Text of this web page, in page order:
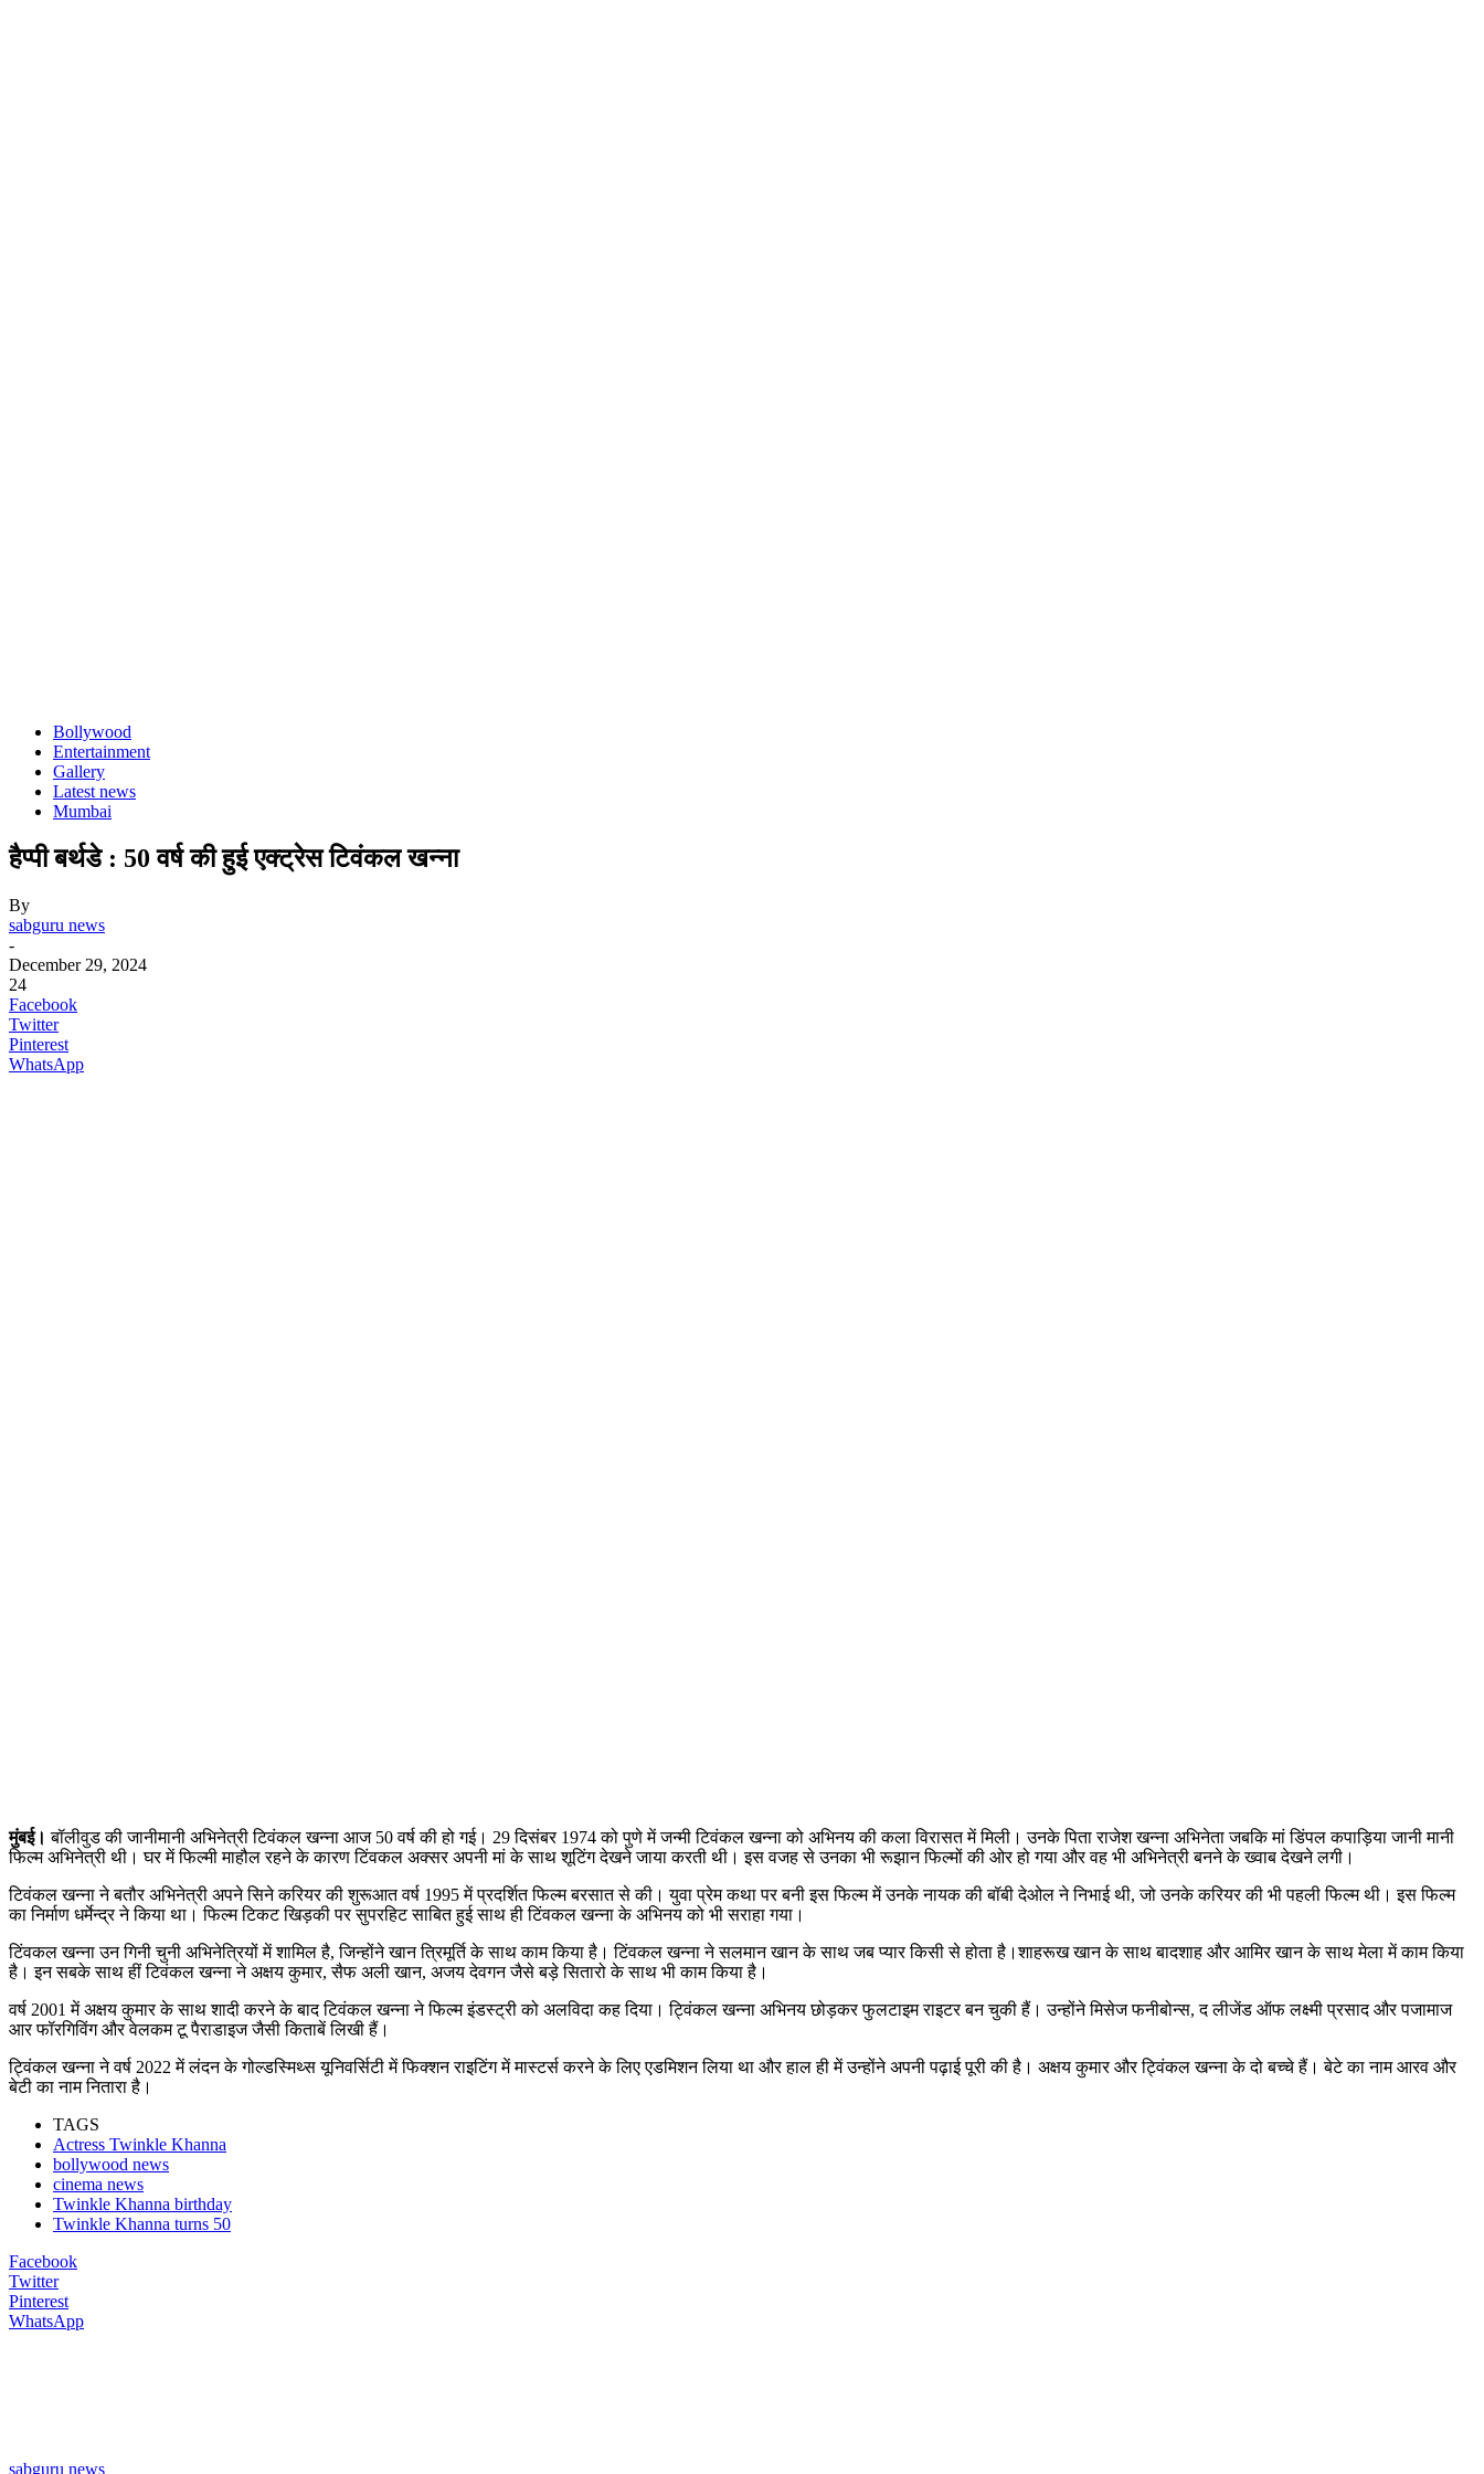
Bollywood
Entertainment
Gallery
Latest news
Mumbai
हैप्पी बर्थडे : 50 वर्ष की हुई एक्ट्रेस टिवंकल खन्ना
By
sabguru news
-
December 29, 2024
24
Facebook
Twitter
Pinterest
WhatsApp
मुंबई। बॉलीवुड की जानीमानी अभिनेत्री टिवंकल खन्ना आज 50 वर्ष की हो गई। 29 दिसंबर 1974 को पुणे में जन्मी टिवंकल खन्ना को अभिनय की कला विरासत में मिली। उनके पिता राजेश खन्ना अभिनेता जबकि मां डिंपल कपाड़िया जानी मानी
फिल्म अभिनेत्री थी। घर में फिल्मी माहौल रहने के कारण टिंवकल अक्सर अपनी मां के साथ शूटिंग देखने जाया करती थी। इस वजह से उनका भी रूझान फिल्मों की ओर हो गया और वह भी अभिनेत्री बनने के ख्वाब देखने लगी।
टिवंकल खन्ना ने बतौर अभिनेत्री अपने सिने करियर की शुरूआत वर्ष 1995 में प्रदर्शित फिल्म बरसात से की। युवा प्रेम कथा पर बनी इस फिल्म में उनके नायक की बॉबी देओल ने निभाई थी, जो उनके करियर की भी पहली फिल्म थी। इस फिल्म
का निर्माण धर्मेन्द्र ने किया था। फिल्म टिकट खिड़की पर सुपरहिट साबित हुई साथ ही टिंवकल खन्ना के अभिनय को भी सराहा गया।
टिंवकल खन्ना उन गिनी चुनी अभिनेत्रियों में शामिल है, जिन्होंने खान त्रिमूर्ति के साथ काम किया है। टिंवकल खन्ना ने सलमान खान के साथ जब प्यार किसी से होता है।शाहरूख खान के साथ बादशाह और आमिर खान के साथ मेला में काम किया
है। इन सबके साथ हीं टिवंकल खन्ना ने अक्षय कुमार, सैफ अली खान, अजय देवगन जैसे बड़े सितारो के साथ भी काम किया है।
वर्ष 2001 में अक्षय कुमार के साथ शादी करने के बाद टिवंकल खन्ना ने फिल्म इंडस्ट्री को अलविदा कह दिया। ट्विंकल खन्ना अभिनय छोड़कर फुलटाइम राइटर बन चुकी हैं। उन्होंने मिसेज फनीबोन्स, द लीजेंड ऑफ लक्ष्मी प्रसाद और पजामाज
आर फॉरगिविंग और वेलकम टू पैराडाइज जैसी किताबें लिखी हैं।
ट्विंकल खन्ना ने वर्ष 2022 में लंदन के गोल्डस्मिथ्स यूनिवर्सिटी में फिक्शन राइटिंग में मास्टर्स करने के लिए एडमिशन लिया था और हाल ही में उन्होंने अपनी पढ़ाई पूरी की है। अक्षय कुमार और ट्विंकल खन्ना के दो बच्चे हैं। बेटे का नाम आरव और
बेटी का नाम नितारा है।
TAGS
Actress Twinkle Khanna
bollywood news
cinema news
Twinkle Khanna birthday
Twinkle Khanna turns 50
Facebook
Twitter
Pinterest
WhatsApp
sabguru news